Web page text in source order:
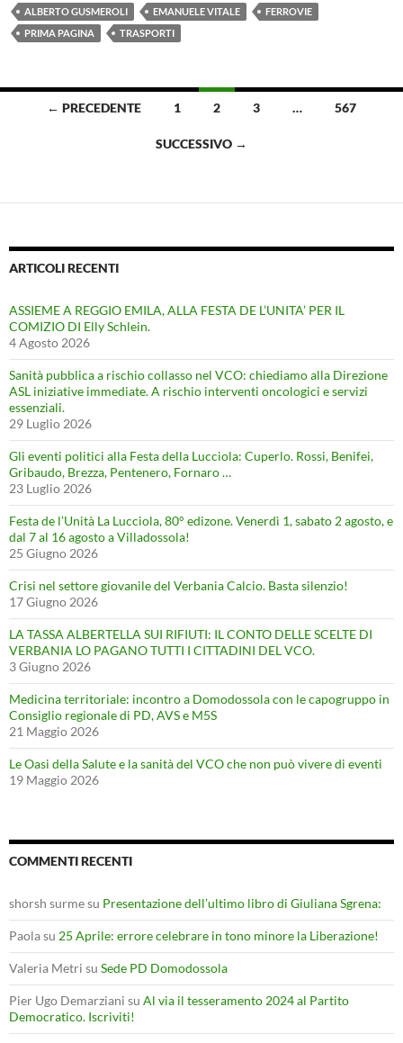
ALBERTO GUSMEROLI EMANUELE VITALE
FERROVIE
PRIMA PAGINA
TRASPORTI
Navigazione
← PRECEDENTE 1 2 3 … 567
SUCCESSIVO →
ARTICOLI RECENTI
ASSIEME A REGGIO EMILA, ALLA FESTA DE L’UNITA’ PER IL
COMIZIO DI Elly Schlein.
4 Agosto 2026
Sanità pubblica a rischio collasso nel VCO: chiediamo alla Direzione
ASL iniziative immediate. A rischio interventi oncologici e servizi
essenziali.
29 Luglio 2026
Gli eventi politici alla Festa della Lucciola: Cuperlo. Rossi, Benifei,
Gribaudo, Brezza, Pentenero, Fornaro …
23 Luglio 2026
Festa de l’Unità La Lucciola, 80° edizone. Venerdì 1, sabato 2 agosto, e
dal 7 al 16 agosto a Villadossola!
25 Giugno 2026
Crisi nel settore giovanile del Verbania Calcio. Basta silenzio!
17 Giugno 2026
LA TASSA ALBERTELLA SUI RIFIUTI: IL CONTO DELLE SCELTE DI
VERBANIA LO PAGANO TUTTI I CITTADINI DEL VCO.
3 Giugno 2026
Medicina territoriale: incontro a Domodossola con le capogruppo in
Consiglio regionale di PD, AVS e M5S
21 Maggio 2026
Le Oasi della Salute e la sanità del VCO che non può vivere di eventi
19 Maggio 2026
COMMENTI RECENTI
shorsh surmesu Presentazione dell’ultimo libro di Giuliana Sgrena:
Paolasu 25 Aprile: errore celebrare in tono minore la Liberazione!
Valeria Metri su Sede PD Domodossola
Pier Ugo Demarziani su Al via il tesseramento 2024 al Partito
Democratico. Iscriviti!